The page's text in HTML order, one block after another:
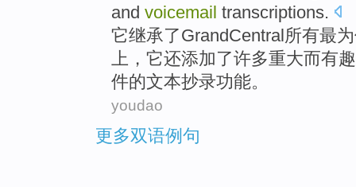
and voicemail transcriptions.
它继承了GrandCentral所有最为
上，它还添加了许多重大而有
件的文本抄录功能。
youdao
更多双语例句